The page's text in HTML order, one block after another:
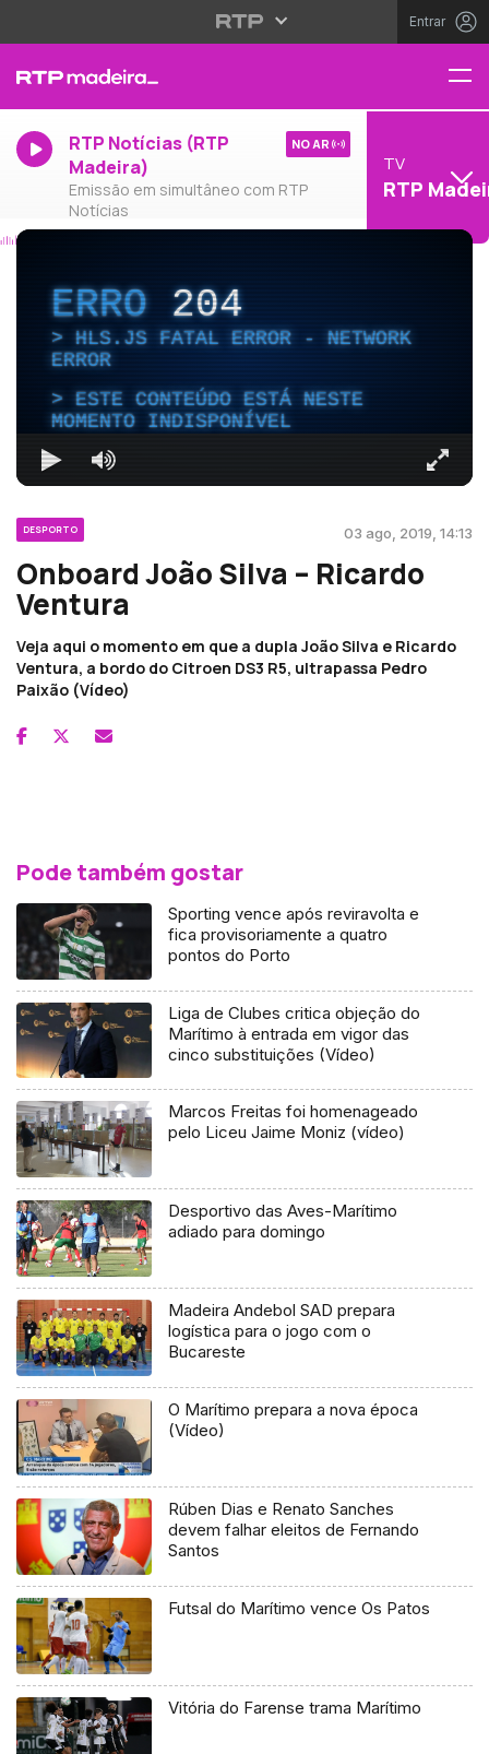
Entrar
RTP Notícias (RTP
Madeira)
Emissão em simultâneo com RTP
Notícias
NO AR
TV
RTP
ERRO204
HLS.JS FATAL ERROR - NETWORK
ERROR
ESTE CONTEÚDO ESTÁ NESTE
MOMENTO INDISPONÍVEL
DESPORTO 03 ago, 2019, 14:13
Onboard João Silva – Ricardo
Ventura
Veja aqui o momento em que a dupla João Silva e Ricardo
Ventura, a bordo do Citroen DS3 R5, ultrapassa Pedro
Paixão (Vídeo)
Pode também gostar
Sporting vence após reviravolta e
fica provisoriamente a quatro
pontos do Porto
Liga de Clubes critica objeção do
Marítimo à entrada em vigor das
cinco substituições (Vídeo)
Marcos Freitas foi homenageado
pelo Liceu Jaime Moniz (vídeo)
Desportivo das Aves-Marítimo
adiado para domingo
Madeira Andebol SAD prepara
logística para o jogo com o
Bucareste
O Marítimo prepara a nova época
(Vídeo)
Rúben Dias e Renato Sanches
devem falhar eleitos de Fernando
Santos
Futsal do Marítimo vence Os Patos
Vitória do Farense trama Marítimo